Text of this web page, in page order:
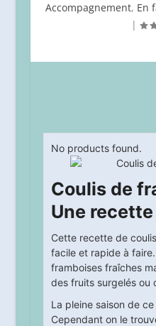
Accompagnement, En
|
No products found.
Coulis de
Une
Cette recette de
facile et rapide à
framboises fraîches
des fruits surgelés ou
La pleine saison de
Cependant on le